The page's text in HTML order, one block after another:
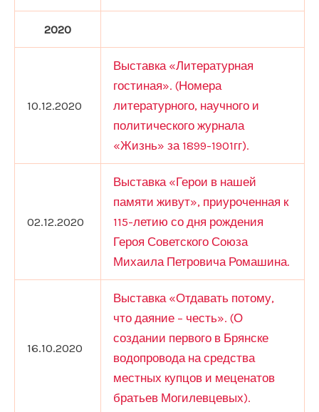
2020
10.12.2020
Выставка «Литературная
гостиная». (Номера
литературного, научного и
политического журнала
«Жизнь» за 1899-1901гг).
02.12.2020
Выставка «Герои в нашей
памяти живут», приуроченная к
115-летию со дня рождения
Героя Советского Союза
Михаила Петровича Ромашина.
16.10.2020
Выставка «Отдавать потому,
что даяние – честь». (О
создании первого в Брянске
водопровода на средства
местных купцов и меценатов
братьев Могилевцевых).